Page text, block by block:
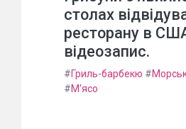
столах
ресторану в
відеозапис.
#Гриль-барбекю #
#М'ясо